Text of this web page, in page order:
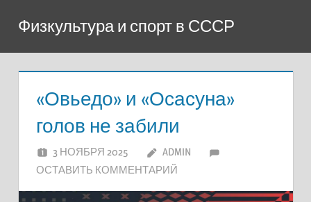
содержимому
Физкультура и спорт в СССР
«Овьедо» и «Осасуна»
голов не забили
3 НОЯБРЯ 2025
ADMIN
ОСТАВИТЬ КОММЕНТАРИЙ